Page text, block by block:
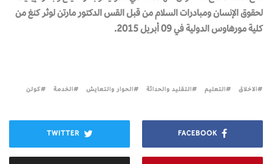
لحقوق الإنسان ومبادرات السلام من قبل القس الدكتور مارتن لوثر كنغ من
كلية مورهاوس الدولية في 09 أبريل 2015.
الاخلاق التعليم التقليد والحداثة الحوار والتعايش الخدمة كولن
FACEBOOK
TWITTER